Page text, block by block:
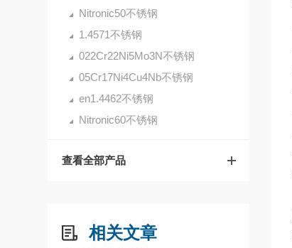
Nitronic50不锈钢
1.4571不锈钢
022Cr22Ni5Mo3N不锈钢
05Cr17Ni4Cu4Nb不锈钢
en1.4462不锈钢
Nitronic60不锈钢
查看全部产品
相关文章